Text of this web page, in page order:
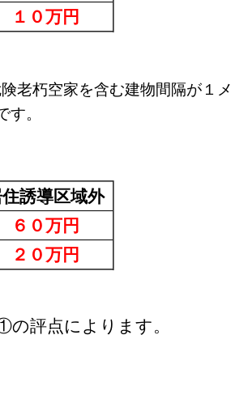
１０万円
老朽空家を含む建物間隔が１メ
。
住誘導区域外
６０万円
２０万円
評点によります。